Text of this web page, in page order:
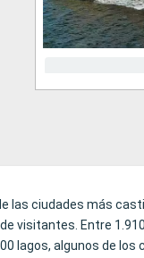
las ciudades más
visitantes. Entre
lagos, algunos de